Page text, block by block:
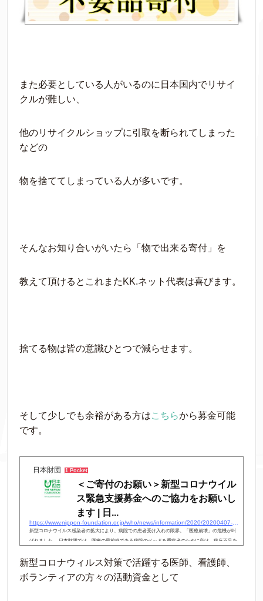
また必要としている人がいるのに日本国内でリサイ
クルが難しい、
他のリサイクルショップに引取を断られてしまった
などの
物を捨ててしまっている人が多いです。
そんなお知り合いがいたら「物で出来る寄付」を
教えて頂けるとこれまたKK.ネット代表は喜びます。
捨てる物は皆の意識ひとつで減らせます。
そして少しでも余裕がある方はこちらから募金可能
です。
日本財団 1 Pocket
＜ご寄付のお願い＞新型コロナウイル
ス緊急支援募金へのご協力をお願いし
ます | 日...
新型コロナウイルス感染者の拡大により、病院での患者受け入れの限界、「医療崩壊」の危機が叫
ばれました。 日本財団では、医療の最前線である病院のベッドを重症者のために空け、病床不足を
新型コロナウィルス対策で活躍する医師、看護師、
ボランティアの方々の活動資金として